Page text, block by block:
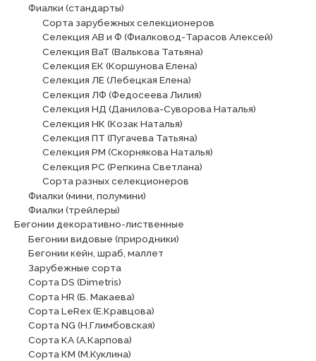
Фиалки (стандарты)
Сорта зарубежных селекционеров
Селекция АВ и Ф (Фиалковод-Тарасов Алексей)
Селекция ВаТ (Валькова Татьяна)
Селекция ЕК (Коршунова Елена)
Селекция ЛЕ (Лебецкая Елена)
Селекция ЛФ (Федосеева Лилия)
Селекция НД (Данилова-Суворова Наталья)
Селекция НК (Козак Наталья)
Селекция ПТ (Пугачева Татьяна)
Селекция РМ (Скорнякова Наталья)
Селекция РС (Репкина Светлана)
Сорта разных селекционеров
Фиалки (мини, полумини)
Фиалки (трейлеры)
Бегонии декоративно-лиственные
Бегонии видовые (природники)
Бегонии кейн, шраб, маллет
Зарубежные сорта
Сорта DS (Dimetris)
Сорта HR (Б. Макаева)
Сорта LeRex (Е.Кравцова)
Сорта NG (Н.Глимбовская)
Сорта КА (А.Карпова)
Сорта КМ (М.Куклина)